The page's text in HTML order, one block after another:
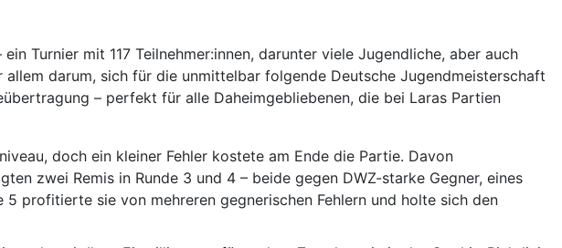
Turnier mit 117 Teilnehmer:innen, darunter viele Jugendliche, aber auch
darum, sich für die unmittelbar folgende Deutsche Jugendmeisterschaft
– perfekt für alle Daheimgebliebenen, die bei Laras Partien
doch ein kleiner Fehler kostete am Ende die Partie. Davon
zwei Remis in Runde 3 und 4 – beide gegen DWZ-starke Gegner, eines
profitierte sie von mehreren gegnerischen Fehlern und holte sich den